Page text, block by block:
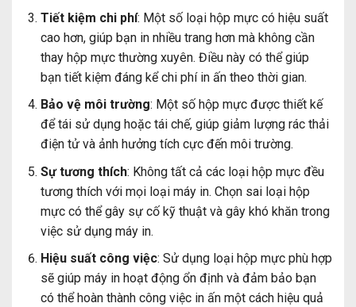
Tiết kiệm chi phí: Một số loại hộp mực có hiệu suất
cao hơn, giúp bạn in nhiều trang hơn mà không cần
thay hộp mực thường xuyên. Điều này có thể giúp
bạn tiết kiệm đáng kể chi phí in ấn theo thời gian.
Bảo vệ môi trường: Một số hộp mực được thiết kế
để tái sử dụng hoặc tái chế, giúp giảm lượng rác thải
điện tử và ảnh hưởng tích cực đến môi trường.
Sự tương thích: Không tất cả các loại hộp mực đều
tương thích với mọi loại máy in. Chọn sai loại hộp
mực có thể gây sự cố kỹ thuật và gây khó khăn trong
việc sử dụng máy in.
Hiệu suất công việc: Sử dụng loại hộp mực phù hợp
sẽ giúp máy in hoạt động ổn định và đảm bảo bạn
có thể hoàn thành công việc in ấn một cách hiệu quả